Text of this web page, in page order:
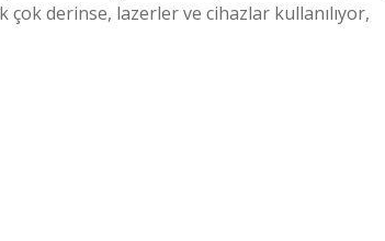
çok derinse, lazerler ve cihazlar kullanılıyor,